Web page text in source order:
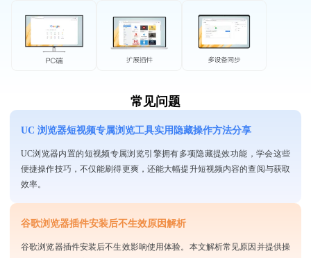
常见问题
UC 浏览器短视频专属浏览工具实用隐藏操作方法分享
UC浏览器内置的短视频专属浏览引擎拥有多项隐藏提效功能，学会这些
便捷操作技巧，不仅能刷得更爽，还能大幅提升短视频内容的查阅与获取
效率。
谷歌浏览器插件安装后不生效原因解析
谷歌浏览器插件安装后不生效影响使用体验。本文解析常见原因并提供操